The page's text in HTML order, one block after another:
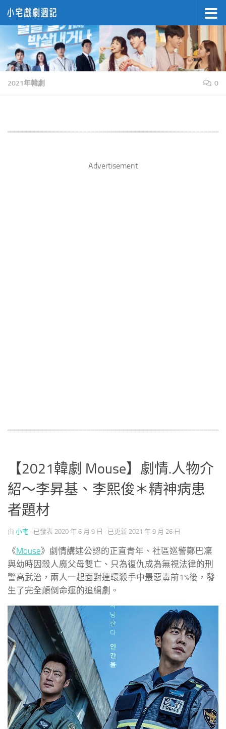
Skip to content
2021年韓劇 0
Advertisement
【2021韓劇 Mouse】劇情.人物介
紹～李昇基、李熙俊＊精神病患
者題材
由 小宅 · 已發表 2020 年 6 月 9 日 · 已更新 2021 年 9 月 26 日
《Mouse》劇情講述公認的正直青年、社區巡警鄭巴凜
與幼時因殺人魔父母雙亡、只為復仇成為無視法律的刑
警高武治，兩人一起面對連環殺手中最惡毒前1%後，發
生了完全顛倒命運的追緝劇。